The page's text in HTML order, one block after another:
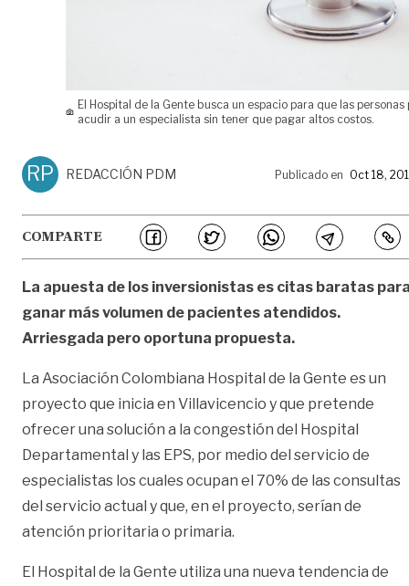
El Hospital de la Gente busca un espacio para que las personas
acudir a un especialista sin tener que pagar altos costos.
RP REDACCIÓN PDM Publicado en Oct 18,
COMPARTE
La apuesta de los inversionistas es citas baratas
ganar más volumen de pacientes atendidos.
Arriesgada pero oportuna propuesta.
La Asociación Colombiana Hospital de la Gente es un
proyecto que inicia en Villavicencio y que pretende
ofrecer una solución a la congestión del Hospital
Departamental y las EPS, por medio del servicio de
especialistas los cuales ocupan el 70% de las consultas
del servicio actual y que, en el proyecto, serían de
atención prioritaria o primaria.
El Hospital de la Gente utiliza una nueva tendencia de